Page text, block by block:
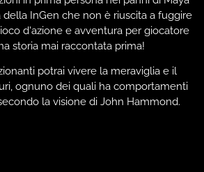
della InGen che non è riuscita a fuggire
d'azione e avventura per giocatore
storia mai raccontata prima!
potrai vivere la meraviglia e il
ognuno dei quali ha comportamenti
la visione di John Hammond.